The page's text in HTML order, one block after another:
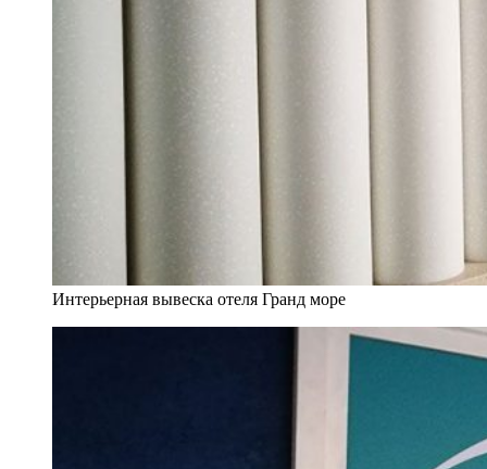
Интерьерная вывеска отеля Гранд море